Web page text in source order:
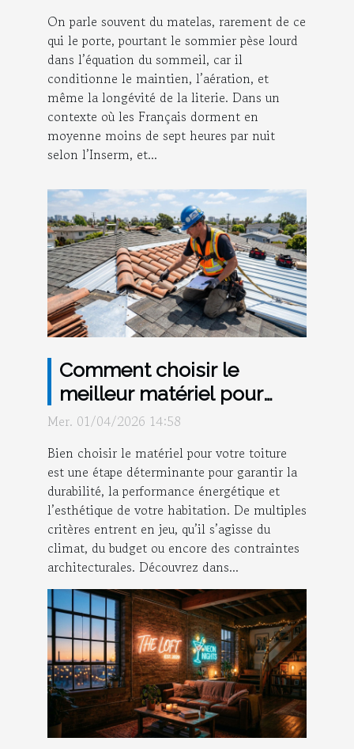
On parle souvent du matelas, rarement de ce
qui le porte, pourtant le sommier pèse lourd
dans l’équation du sommeil, car il
conditionne le maintien, l’aération, et
même la longévité de la literie. Dans un
contexte où les Français dorment en
moyenne moins de sept heures par nuit
selon l’Inserm, et...
Comment choisir le
meilleur matériel pour
votre toiture ?
Mer. 01/04/2026 14:58
Bien choisir le matériel pour votre toiture
est une étape déterminante pour garantir la
durabilité, la performance énergétique et
l’esthétique de votre habitation. De multiples
critères entrent en jeu, qu’il s’agisse du
climat, du budget ou encore des contraintes
architecturales. Découvrez dans...